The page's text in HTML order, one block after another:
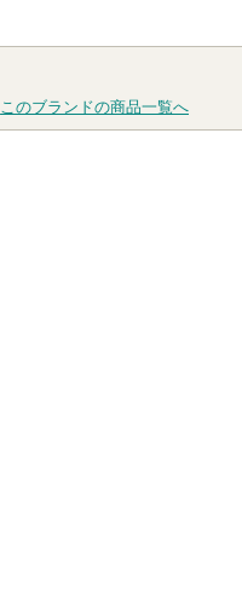
このブランドの商品一覧へ